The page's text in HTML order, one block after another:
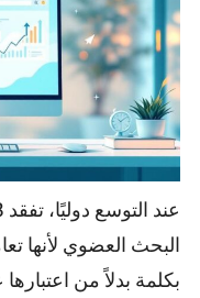
البحث العضوي لأنها
بكلمة بدلاً من